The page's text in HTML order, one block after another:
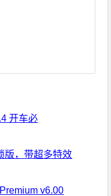
开车必
版，带超多特效
v6.00